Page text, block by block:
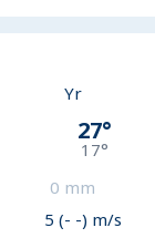
Yr
27°
17°
0 mm
5 (- -) m/s